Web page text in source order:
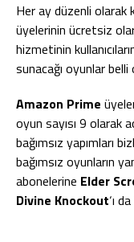
Her ay düzenli
üyelerinin ücretsiz
hizmetinin
sunacağı oyunlar belli
Amazon Prime
oyun sayısı 9 olarak
bağımsız yapımları
bağımsız oyunların
abonelerine Elder
Divine Knockout‘ı